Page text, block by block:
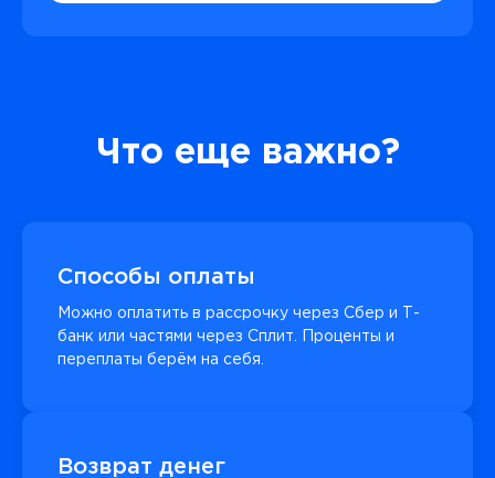
Что еще важно?
Способы оплаты
Можно оплатить в рассрочку через Сбер и Т-
банк или частями через Сплит. Проценты и
переплаты берём на себя.
Возврат денег